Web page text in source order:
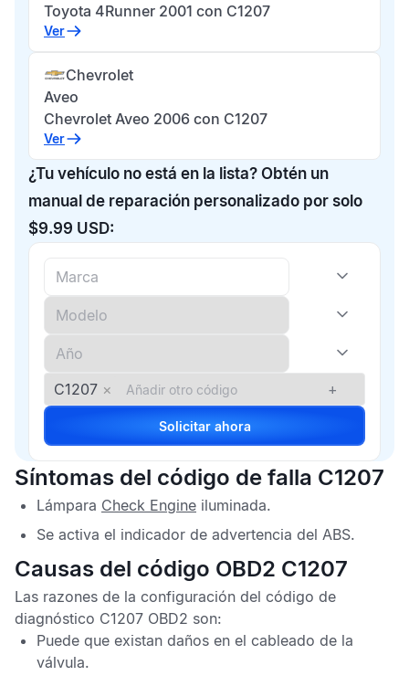
Toyota 4Runner 2001 con C1207
Ver
Chevrolet
Aveo
Chevrolet Aveo 2006 con C1207
Ver
¿Tu vehículo no está en la lista? Obtén un
manual de reparación personalizado por solo
$9.99 USD:
C1207 × +
Solicitar ahora
Síntomas del código de falla C1207
Lámpara Check Engine iluminada.
Se activa el indicador de advertencia del ABS.
Causas del código OBD2 C1207
Las razones de la configuración del código de
diagnóstico C1207 OBD2 son:
Puede que existan daños en el cableado de la
válvula.